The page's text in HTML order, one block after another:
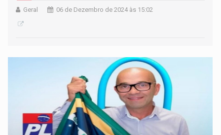
Geral 06 de Dezembro de 2024 às 15:02